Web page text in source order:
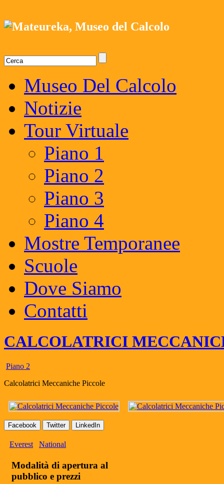
Museo Del Calcolo
Notizie
Tour Virtuale
Piano 1
Piano 2
Piano 3
Piano 4
Mostre Temporanee
Scuole
Dove Siamo
Contatti
CALCOLATRICI
Piano 2
Calcolatrici Meccaniche Piccole
Facebook Twitter LinkedIn
Everest National
Modalità di apertura al
pubblico e prezzi